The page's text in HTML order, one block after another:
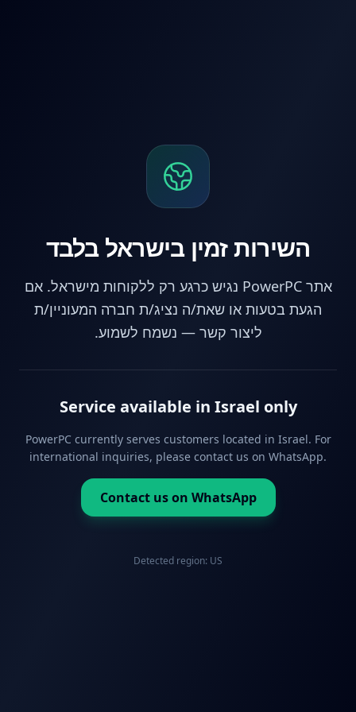
השירות זמין בישראל בלבד
אתר PowerPC נגיש כרגע רק ללקוחות מישראל. אם
הגעת בטעות או שאת/ה נציג/ת חברה המעוניין/ת
ליצור קשר — נשמח לשמוע.
Service available in Israel only
PowerPC currently serves customers located in Israel. For
international inquiries, please contact us on WhatsApp.
Contact us on WhatsApp
Detected region: US